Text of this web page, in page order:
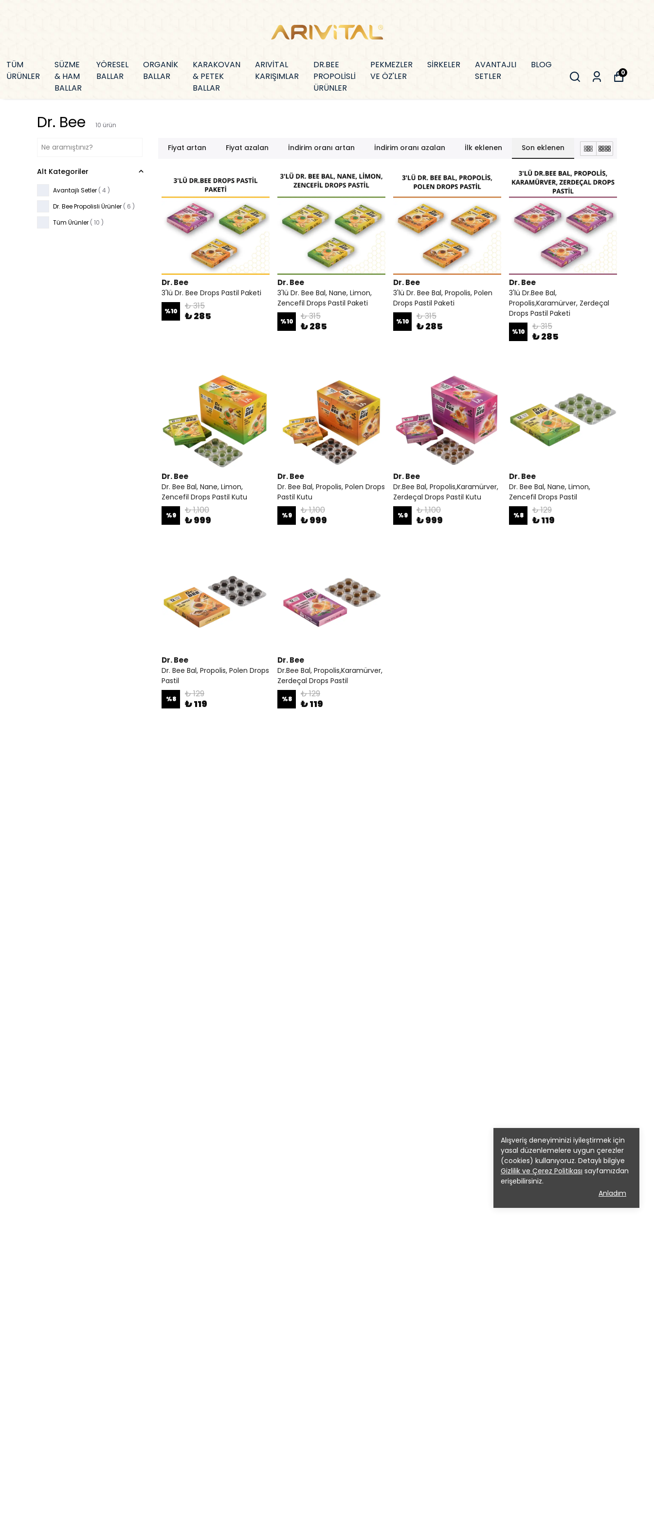
TÜM
ÜRÜNLER
SÜZME
& HAM
BALLAR
YÖRESEL
BALLAR
ORGANİK
BALLAR
KARAKOVAN
& PETEK
BALLAR
ARIVİTAL
KARIŞIMLAR
DR.BEE
PROPOLİSLİ
ÜRÜNLER
PEKMEZLER
VE ÖZ'LER
SİRKELER
AVANTAJLI
SETLER
BLOG
0
Alışveriş deneyiminizi iyileştirmek için
yasal düzenlemelere uygun çerezler
(cookies) kullanıyoruz. Detaylı bilgiye
Gizlilik ve Çerez Politikası sayfamızdan
erişebilirsiniz.
Anladım
Dr. Bee 10 ürün
Fiyat artan Fiyat azalan İndirim oranı artan İndirim oranı azalan İlk eklenen Son eklenen
Alt Kategoriler
Avantajlı Setler ( 4 )
Dr. Bee Propolisli Ürünler ( 6 )
Tüm Ürünler ( 10 )
Dr. Bee
3'lü Dr. Bee Drops Pastil Paketi
%10 ₺ 315
₺ 285
Dr. Bee
3'lü Dr. Bee Bal, Nane, Limon,
Zencefil Drops Pastil Paketi
%10 ₺ 315
₺ 285
Dr. Bee
3'lü Dr. Bee Bal, Propolis, Polen
Drops Pastil Paketi
%10 ₺ 315
₺ 285
Dr. Bee
3'lü Dr.Bee Bal,
Propolis,Karamürver, Zerdeçal
Drops Pastil Paketi
%10 ₺ 315
₺ 285
Dr. Bee
Dr. Bee Bal, Nane, Limon,
Zencefil Drops Pastil Kutu
%9 ₺ 1,100
₺ 999
Dr. Bee
Dr. Bee Bal, Propolis, Polen Drops
Pastil Kutu
%9 ₺ 1,100
₺ 999
Dr. Bee
Dr.Bee Bal, Propolis,Karamürver,
Zerdeçal Drops Pastil Kutu
%9 ₺ 1,100
₺ 999
Dr. Bee
Dr. Bee Bal, Nane, Limon,
Zencefil Drops Pastil
%8 ₺ 129
₺ 119
Dr. Bee
Dr. Bee Bal, Propolis, Polen Drops
Pastil
%8 ₺ 129
₺ 119
Dr. Bee
Dr.Bee Bal, Propolis,Karamürver,
Zerdeçal Drops Pastil
%8 ₺ 129
₺ 119